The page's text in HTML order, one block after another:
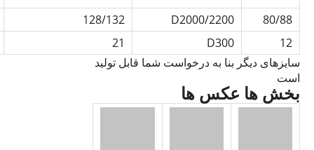
80/88
D2000/2200
128/132
12
D300
21
سایزهای دیگر بنا به درخواست شما قابل تولید
است
بخش ها عکس ها